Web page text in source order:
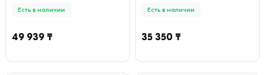
Есть в наличии
49 939 ₸
Есть в наличии
35 350 ₸